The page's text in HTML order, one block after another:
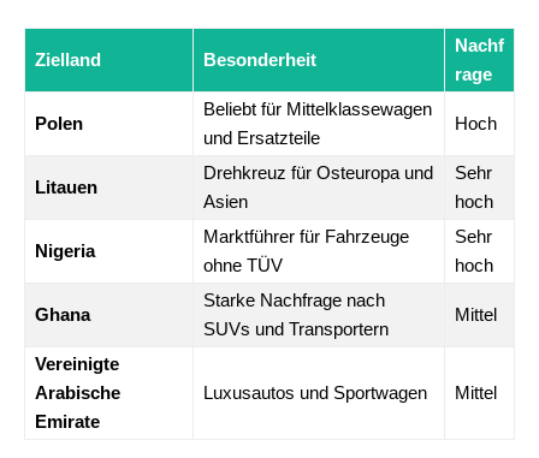
Zielland Besonderheit
Nachf
rage
Polen
Beliebt für Mittelklassewagen
und Ersatzteile
Hoch
Litauen
Drehkreuz für Osteuropa und
Asien
Sehr
hoch
Nigeria
Marktführer für Fahrzeuge
ohne TÜV
Sehr
hoch
Ghana
Starke Nachfrage nach
SUVs und Transportern
Mittel
Vereinigte
Arabische
Emirate
Luxusautos und Sportwagen Mittel